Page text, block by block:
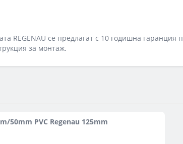
REGENAU се предлагат с 10 годишна гаранция
за монтаж.
50mm PVC Regenau 125mm